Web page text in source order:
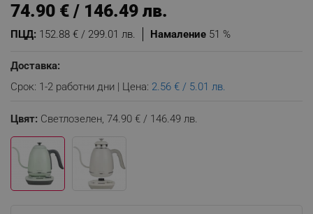
Намаление 51 %
ПЦД: 152.88 € / 299.01 лв.
74.90 € / 146.49 лв.
Доставка:
Срок: 1-2 работни дни | Цена: 2.56 € / 5.01 лв.
Цвят: Светлозелен, 74.90 € / 146.49 лв.